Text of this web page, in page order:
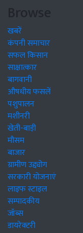
Browse
खबरें
कंपनी समाचार
सफल किसान
साक्षात्कार
बागवानी
औषधीय फसलें
पशुपालन
मशीनरी
खेती-बाड़ी
मौसम
बाजार
ग्रामीण उद्द्योग
सरकारी योजनाएं
लाइफ स्टाइल
सम्पादकीय
जॉब्स
डायरेक्टरी